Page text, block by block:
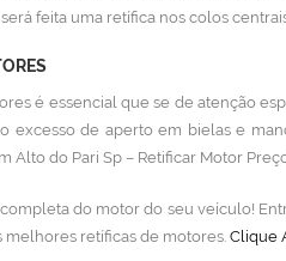
feita uma retífica nos colos
é essencial que se de atenção
excesso de aperto em bielas e
Alto do Pari Sp – Retificar Motor
do motor do seu veículo!
melhores retíficas de motores. Clique